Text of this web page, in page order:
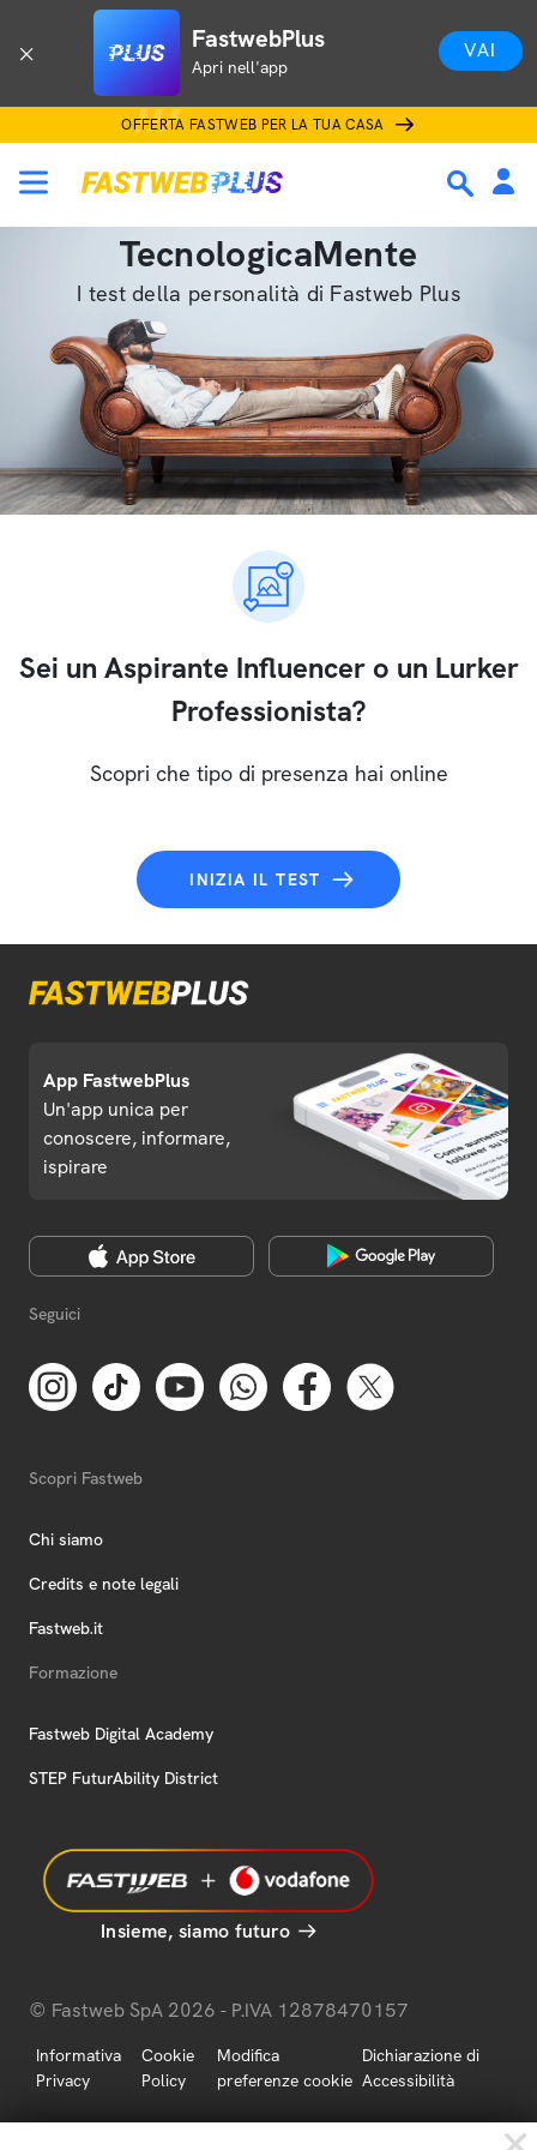
FastwebPlus
Apri nell'app
VAI
OFFERTA FASTWEB PER LA TUA CASA
TecnologicaMente
I test della personalità di Fastweb Plus
Sei un Aspirante Influencer o un Lurker
Professionista?
Scopri che tipo di presenza hai online
INIZIA IL TEST
App FastwebPlus
Un'app unica per
conoscere, informare,
ispirare
Seguici
Scopri Fastweb
Chi siamo
Credits e note legali
Fastweb.it
Formazione
Fastweb Digital Academy
STEP FuturAbility District
Insieme, siamo futuro
© Fastweb SpA 2026 - P.IVA 12878470157
Informativa
Privacy
Cookie
Policy
Modifica
preferenze cookie
Dichiarazione di
Accessibilità